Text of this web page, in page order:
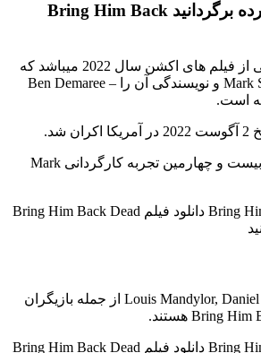
معرفی فیلم او را مرده برگردانید Bring Him Back
او را مرده برگردانید یکی از فیلم های اکشن سال 2022 میباشد که
کارگردانی آن را Mark Savage و نویسندگی آن را Ben Demaree –
شد.
Bring Him Back Dead بیست و چهارمین تجربه کارگردانی Mark
Louis Mandylor, Daniel Baldwin, Gary Daniels از جمله بازیگران